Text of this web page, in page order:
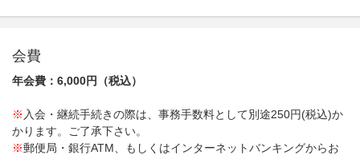
会費
年会費：6,000円（税込）
※ 入会・継続手続きの際は、事務手数料として別途250円(税込)か
かります。ご了承下さい。
※郵便局・銀行ATM、もしくはインターネットバンキングからお